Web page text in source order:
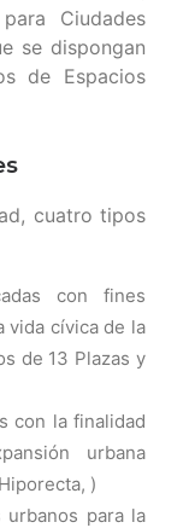
Ciudades
se dispongan
de Espacios
cuatro tipos
con fines
vida cívica de la
de 13 Plazas y
con la finalidad
urbana
)
urbanos para la